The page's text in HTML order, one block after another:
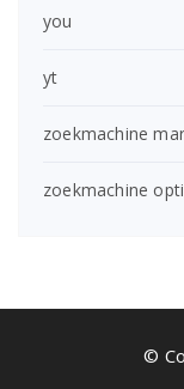
you
yt
zoekmachine
zoekmachine
©